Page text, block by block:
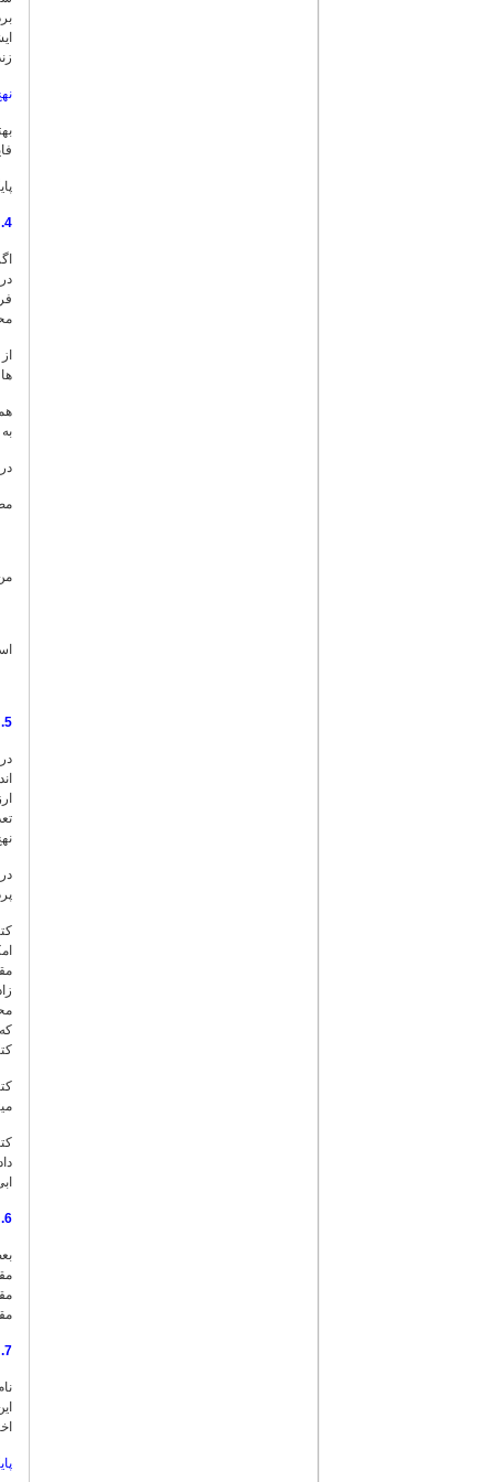
پایگاه امام
4. مصادر نهج البلاغه
5. کتابخانه ها
ابی
6. مقالات
7. پایگاه های شیعی